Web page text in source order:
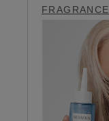
FRAGRANCE